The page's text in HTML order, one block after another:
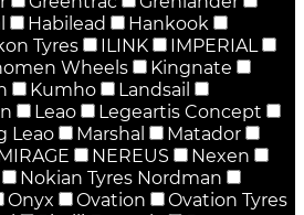
Habilead
Hankook
Tyres ILINK
IMPERIAL
Wheels
Kingnate
Kumho
Landsail
Leao
Legeartis Concept
Leao Marshal
Matador
NEREUS
Nexen
Nokian Tyres Nordman
Onyx Ovation
Ovation Tyres